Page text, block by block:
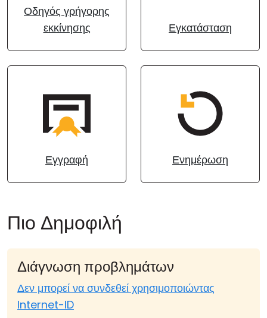
Οδηγός γρήγορης
εκκίνησης
Εγκατάσταση
Εγγραφή Ενημέρωση
Πιο Δημοφιλή
Διάγνωση προβλημάτων
Δεν μπορεί να συνδεθεί χρησιμοποιώντας
Internet-ID
Cloud & Τοπική Εγκατάσταση